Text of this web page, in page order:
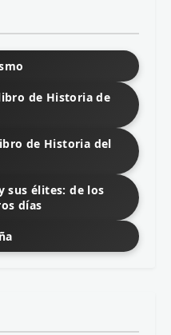
de Historia de
de Historia del
sus élites: de los
días